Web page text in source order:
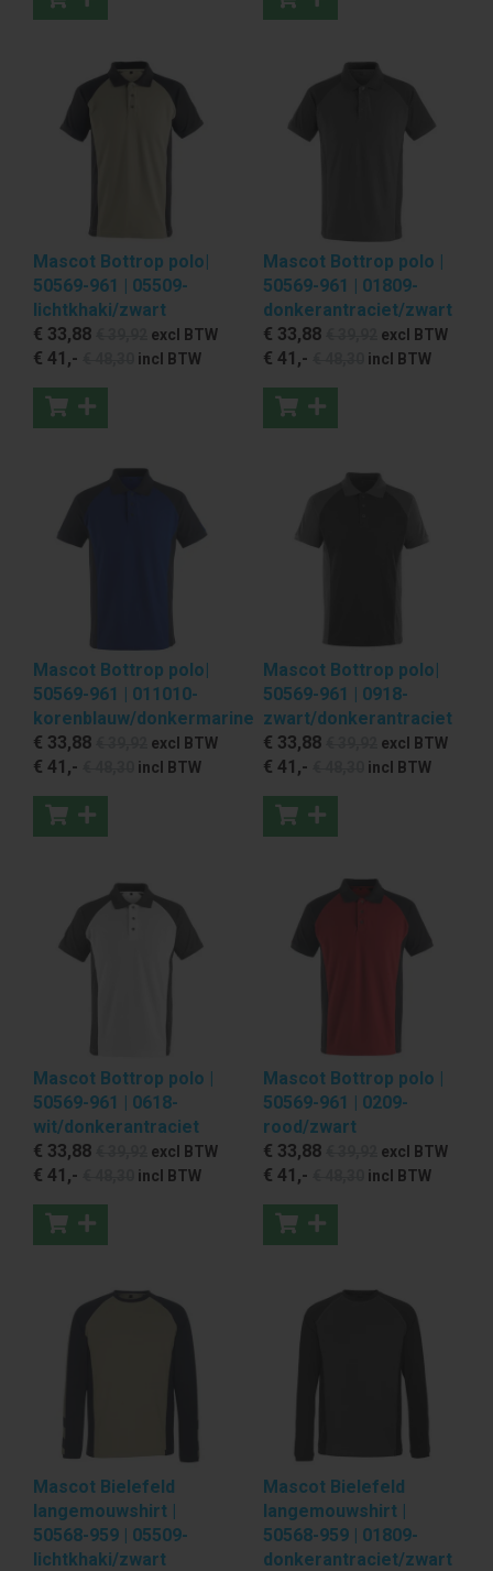
Mascot Bottrop polo|
50569-961 | 05509-
lichtkhaki/zwart
€ 33,88 excl BTW
€ 41 ,- incl BTW
Mascot Bottrop polo |
50569-961 | 01809-
donkerantraciet/zwart
€ 33,88 excl BTW
€ 41 ,- incl BTW
Mascot Bottrop polo|
50569-961 | 011010-
korenblauw/donkermarine
€ 33,88 excl BTW
€ 41 ,- incl BTW
Mascot Bottrop polo|
50569-961 | 0918-
zwart/donkerantraciet
€ 33,88 excl BTW
€ 41 ,- incl BTW
Mascot Bottrop polo |
50569-961 | 0618-
wit/donkerantraciet
€ 33,88 excl BTW
€ 41 ,- incl BTW
Mascot Bottrop polo |
50569-961 | 0209-
rood/zwart
€ 33,88 excl BTW
€ 41 ,- incl BTW
Mascot Bielefeld
langemouwshirt |
50568-959 | 05509-
lichtkhaki/zwart
Mascot Bielefeld
langemouwshirt |
50568-959 | 01809-
donkerantraciet/zwart